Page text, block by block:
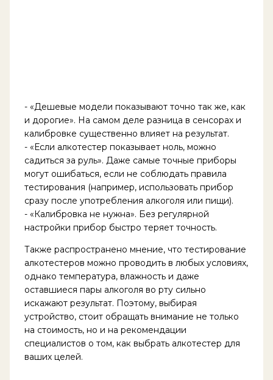
- «Дешевые модели показывают точно так же, как
и дорогие». На самом деле разница в сенсорах и
калибровке существенно влияет на результат.
- «Если алкотестер показывает ноль, можно
садиться за руль». Даже самые точные приборы
могут ошибаться, если не соблюдать правила
тестирования (например, использовать прибор
сразу после употребления алкоголя или пищи).
- «Калибровка не нужна». Без регулярной
настройки прибор быстро теряет точность.
Также распространено мнение, что тестирование
алкотестеров можно проводить в любых условиях,
однако температура, влажность и даже
оставшиеся пары алкоголя во рту сильно
искажают результат. Поэтому, выбирая
устройство, стоит обращать внимание не только
на стоимость, но и на рекомендации
специалистов о том, как выбрать алкотестер для
ваших целей.